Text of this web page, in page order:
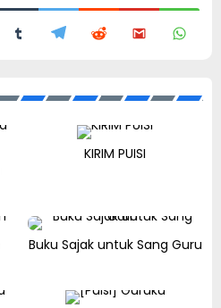
KIRIM PUISI
Buku Sajak untuk Sang Guru